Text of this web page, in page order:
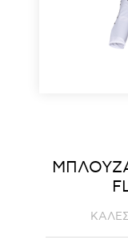
ΜΠΛΟΥΖΑ